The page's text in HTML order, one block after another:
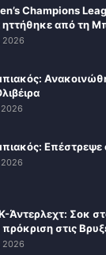
Champions
από τη
2026
2026
Επέστρεψε
2026
Άντερλεχτ: Σοκ
πρόκριση στις
2026